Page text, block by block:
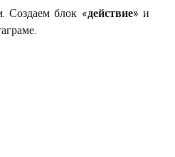
Создаем блок «действие» и